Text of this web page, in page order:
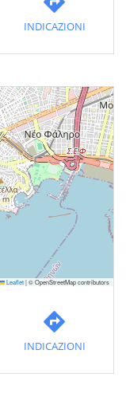
INDICAZIONI
Leaflet|© OpenStreetMap contributors
INDICAZIONI